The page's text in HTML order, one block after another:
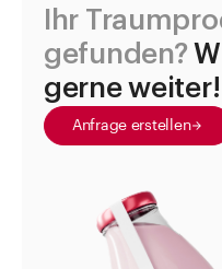
Ihr
gefunden?
gerne weiter!
Anfrage erstellen